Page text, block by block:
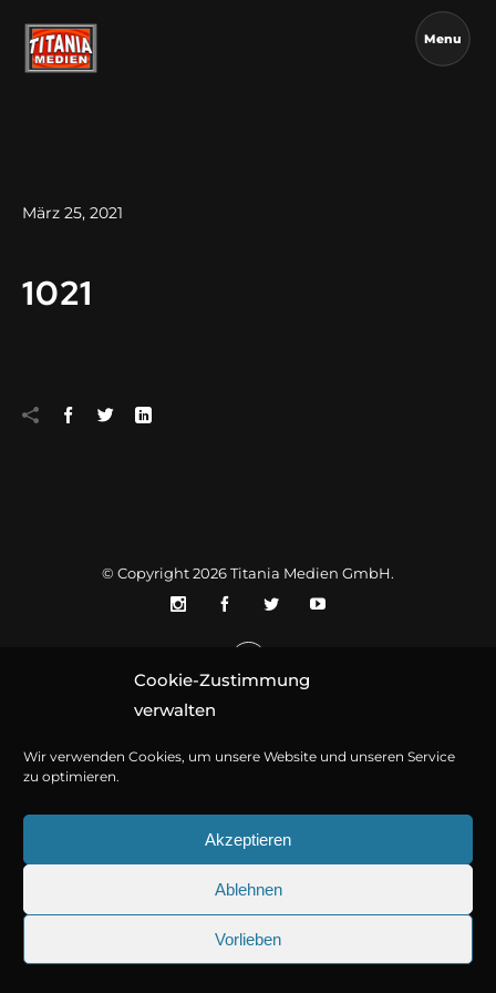
Cookie-Zustimmung
verwalten
Wir verwenden Cookies, um unsere Website und unseren Service
zu optimieren.
Akzeptieren
Ablehnen
Vorlieben
Menu
März 25, 2021
1021
© Copyright 2026Titania Medien GmbH.